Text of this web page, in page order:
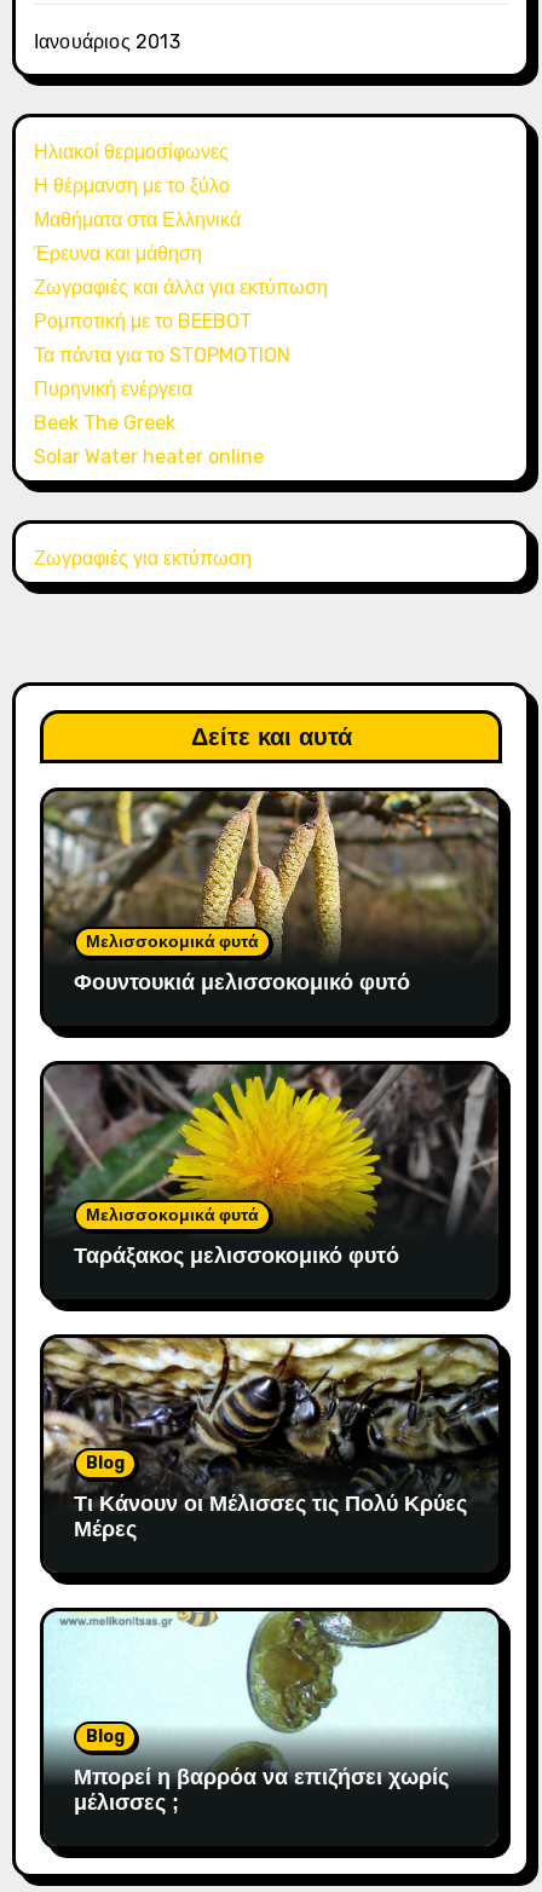
Ιανουάριος 2013
Ηλιακοί θερμοσίφωνες
Η θέρμανση με το ξύλο
Μαθήματα στα Ελληνικά
Έρευνα και μάθηση
Ζωγραφιές και άλλα για εκτύπωση
Ρομποτική με το BEEBOT
Τα πάντα για το STOPMOTION
Πυρηνική ενέργεια
Beek The Greek
Solar Water heater online
Ζωγραφιές για εκτύπωση
Δείτε και αυτά
Μελισσοκομικά φυτά
Φουντουκιά μελισσοκομικό φυτό
Μελισσοκομικά φυτά
Ταράξακος μελισσοκομικό φυτό
Blog
Τι Κάνουν οι Μέλισσες τις Πολύ Κρύες
Μέρες
Blog
Μπορεί η βαρρόα να επιζήσει χωρίς
μέλισσες ;